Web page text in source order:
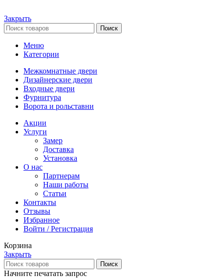
Закрыть
Поиск
Меню
Категории
Межкомнатные двери
Дизайнерские двери
Входные двери
Фурнитура
Ворота и рольставни
Акции
Услуги
Замер
Доставка
Установка
О нас
Партнерам
Наши работы
Статьи
Контакты
Отзывы
Избранное
Войти / Регистрация
Корзина
Закрыть
Поиск
Начните печатать запрос